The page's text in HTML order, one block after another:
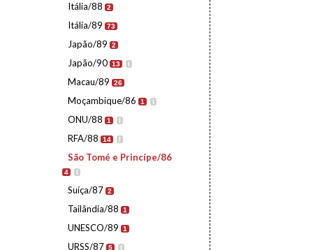
Itália/88 2
Itália/89 73
Japão/89 2
Japão/90 13 I
Macau/89 26
Moçambique/86 1 I
ONU/88 1 I
RFA/88 14 I
São Tomé e Princípe/86
4 I
Suíça/87 2
Tailândia/88 1
UNESCO/89 1
URSS/87 5 I